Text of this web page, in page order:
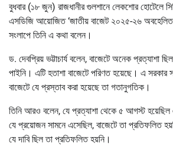
বুধবার (১৮ জুন) রাজধানীর গুলশানে লেকশোর হোটেলে
এসডিজি আয়োজিত ‘জাতীয় বাজেট ২০২৫-২৬
সংলাপে তিনি এ কথা বলেন।
ড. দেবপ্রিয় ভট্টাচার্য বলেন, বাজেটে অনেক প্রত্যাশা
পাইনি। এটি হতাশা বাজেটে পরিণত হয়েছে। এ সরকার
বাজেটে যে প্রস্তাব করা হয়েছে তা গতানুগতিক।
তিনি আরও বলেন, যে প্রত্যাশা থেকে ৫ আগস্ট হয়েছিল
যে প্রয়োজন সামনে এসেছিল, বাজেটে তা প্রতিফলিত
যে দাবি ছিল তা প্রতিফলিত হয়নি।